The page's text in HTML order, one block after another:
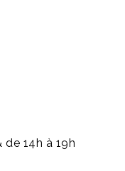
de 14h à 19h